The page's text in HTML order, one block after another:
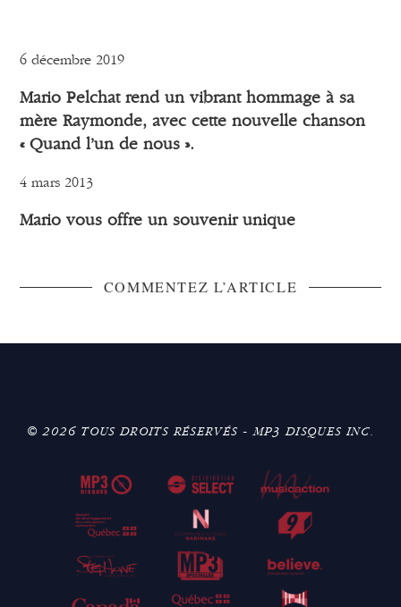
6 décembre 2019
Mario Pelchat rend un vibrant hommage à sa
mère Raymonde, avec cette nouvelle chanson
« Quand l’un de nous ».
4 mars 2013
Mario vous offre un souvenir unique
COMMENTEZ L’ARTICLE
© 2026 TOUS DROITS RÉSERVÉS - MP3 DISQUES INC.